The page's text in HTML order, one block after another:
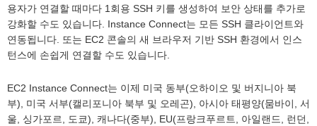
용자가 연결할 때마다 1회용 SSH 키를 생성하여 보안 상태를 추가로
강화할 수도 있습니다. Instance Connect는 모든 SSH 클라이언트와
연동됩니다. 또는 EC2 콘솔의 새 브라우저 기반 SSH 환경에서 인스
턴스에 손쉽게 연결할 수도 있습니다.
EC2 Instance Connect는 이제 미국 동부(오하이오 및 버지니아 북
부), 미국 서부(캘리포니아 북부 및 오레곤), 아시아 태평양(뭄바이, 서
울, 싱가포르, 도쿄), 캐나다(중부), EU(프랑크푸르트, 아일랜드, 런던,